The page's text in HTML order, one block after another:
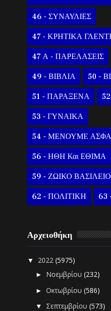
46 - ΣΥΝΑΥΛΙΕΣ
47 - ΚΡΗΤΙΚΑ
47 Α - ΠΑΡΕΛΑΣΕΙΣ
49 - ΒΙΒΛΙΑ 50 -
51 - ΠΑΡΑΞΕΝΑ
53 - ΓΥΝΑΙΚΑ
54 - ΜΕΝΟΥΜΕ
56 - ΗΘΗ Και ΕΘΙΜΑ
59 - ΖΩΙΚΟ ΒΑΣΙΛΕΙΟ
62 - ΠΟΛΙΤΙΚΗ 63
Αρχειοθήκη
▼ 2022(5975)
► Νοεμβρίου(232)
►Οκτωβρίου(586)
▼ Σεπτεμβρίου(573)